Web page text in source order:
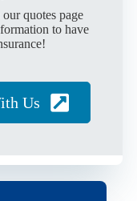
quotes page
to have
Us